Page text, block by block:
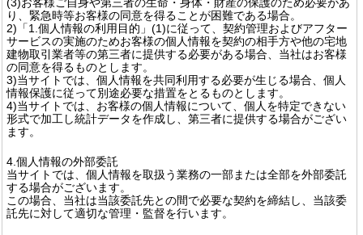
り、緊急時等お客様の同意を得ることが困難である場合。
2)「1.個人情報の利用目的」(1)に従って、契約管理およびアフター
サービスの実施のためお客様の個人情報を契約の相手方や他の宅地
建物取引業者等の第三者に提供する必要がある場合、当社はお客様
の同意を得るものとします。
3)当サイトでは、個人情報を共同利用する必要が生じる場合、個人
情報保護に従って別途必要な措置をとるものとします。
4)当サイトでは、お客様の個人情報について、個人を特定できない
形式で加工し統計データを作成し、第三者に提供する場合がござい
ます。
4.個人情報の外部委託
当サイトでは、個人情報を取扱う業務の一部または全部を外部委託
する場合がございます。
この場合、当社は当該委託先との間で必要な契約を締結し、当該委
託先に対して適切な管理・監督を行います。